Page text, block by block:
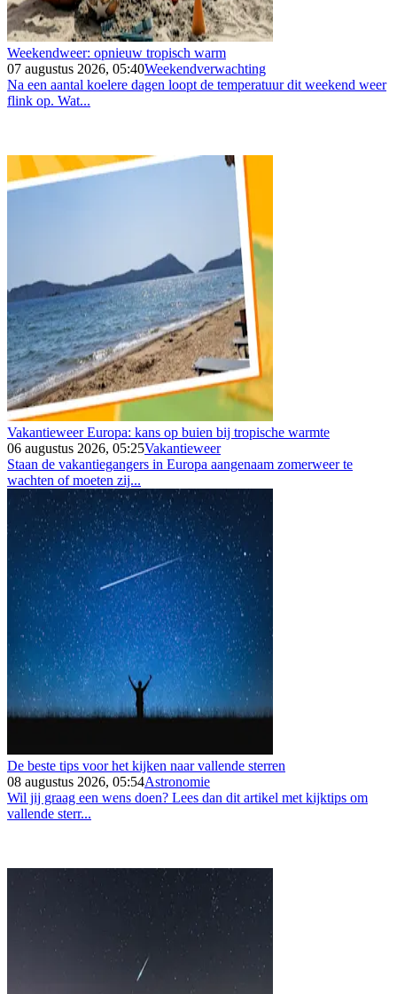
Weekendweer: opnieuw tropisch warm
07 augustus 2026, 05:40Weekendverwachting
Na een aantal koelere dagen loopt de temperatuur dit weekend weer
flink op. Wat...
Vakantieweer Europa: kans op buien bij tropische warmte
06 augustus 2026, 05:25Vakantieweer
Staan de vakantiegangers in Europa aangenaam zomerweer te
wachten of moeten zij...
De beste tips voor het kijken naar vallende sterren
08 augustus 2026, 05:54Astronomie
Wil jij graag een wens doen? Lees dan dit artikel met kijktips om
vallende sterr...